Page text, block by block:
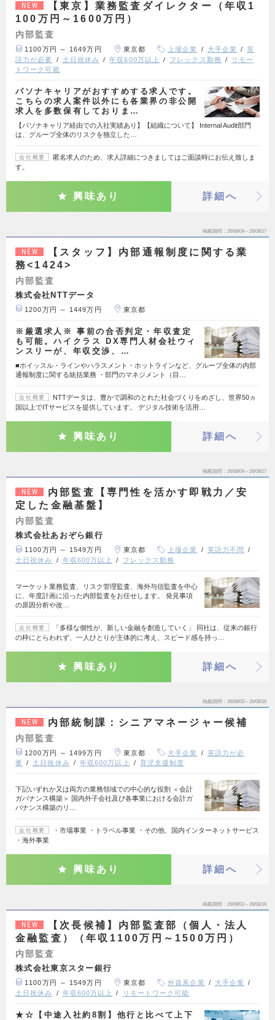
NEW
【東京】業務監査ダイレクター（年収1
100万円～1600万円）
内部監査
1100万円 ～ 1649万円 東京都 上場企業 大手企業
英
語力が必要
土日祝休み 年収600万以上 フレックス勤務
リモー
トワーク可能
パソナキャリアがおすすめする求人です。
こちらの求人案件以外にも各業界の非公開
求人を多数保有しておりま…
【パソナキャリア経由での入社実績あり】【組織について】 Internal Audit部門
は、グループ全体のリスクを独立した…
会社概要
匿名求人のため、求人詳細につきましてはご面談時にお伝え致しま
す。
興味あり 詳細へ
掲載期間 26/08/04～26/08/17
NEW
【スタッフ】内部通報制度に関する業
務<1424>
内部監査
株式会社NTTデータ
1200万円 ～ 1449万円 東京都
※厳選求人※ 事前の合否判定・年収査定
も可能。ハイクラス DX専門人材会社ウィ
ンスリーが、年収交渉、…
■ホイッスル・ラインやハラスメント・ホットラインなど、グループ全体の内部
通報制度に関する統括業務 ・部門のマネジメント（目…
会社概要
NTTデータは、豊かで調和のとれた社会づくりをめざし、世界50ヵ
国以上でITサービスを提供しています。 デジタル技術を活用…
興味あり 詳細へ
掲載期間 26/08/04～26/08/17
NEW
内部監査【専門性を活かす即戦力／安
定した金融基盤】
内部監査
株式会社あおぞら銀行
1100万円 ～ 1549万円 東京都 上場企業
英語力不問
土日祝休み
年収600万以上 フレックス勤務
マーケット業務監査、リスク管理監査、海外与信監査を中心
に、年度計画に沿った内部監査をお任せします。 発見事項
の原因分析や改…
会社概要
「多様な個性が、新しい金融を創造していく」 同社は、従来の銀行
の枠にとらわれず、一人ひとりが主体的に考え、スピード感を持っ…
興味あり 詳細へ
掲載期間 26/08/03～26/08/16
NEW 内部統制課：シニアマネージャー候補
内部監査
1200万円 ～ 1499万円 東京都 大手企業
英語力が必
要
土日祝休み 年収600万以上 育児支援制度
下記いずれか又は両方の業務領域での中心的な役割 ＜会計
ガバナンス構築＞ 国内外子会社及び各事業における会計ガ
バナンス構築のリ…
会社概要
・市場事業 ・トラベル事業 ・その他、国内インターネットサービス
・海外事業
興味あり 詳細へ
掲載期間 26/08/03～26/08/16
NEW
【次長候補】内部監査部（個人・法人
金融監査）（年収1100万円～1500万円）
内部監査
株式会社東京スター銀行
1100万円 ～ 1549万円 東京都 外資系企業
大手企業
土日祝休み
年収600万以上 リモートワーク可能
★☆【中途入社約8割】他行と比べて上下